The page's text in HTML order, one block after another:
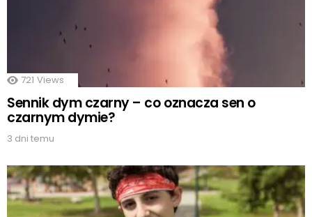
721 Views
Sennik dym czarny – co oznacza sen o
czarnym dymie?
3 dni temu